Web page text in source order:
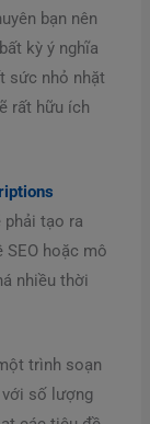
bạn nên
kỳ ý nghĩa
sức nhỏ nhặt
rất hữu ích
phải tạo ra
hoặc mô
nhiều thời
trình soạn
số lượng